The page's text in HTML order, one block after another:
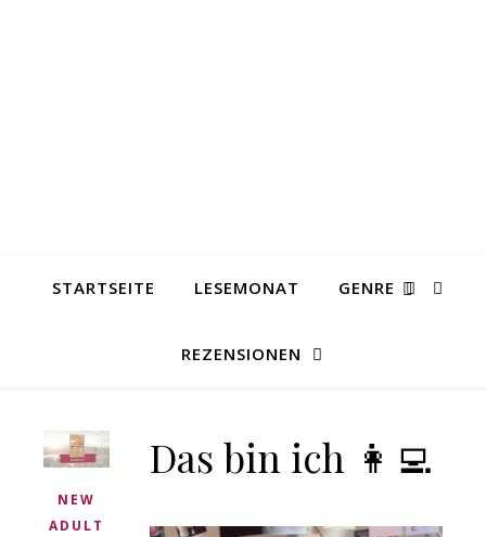
STARTSEITE LESEMONAT GENRE
REZENSIONEN
NEW
ADULT
Das bin ich 👩‍💻